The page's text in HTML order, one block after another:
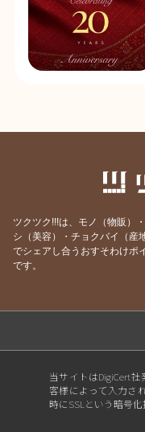
ツクツク!!!は、モノ（物販）
シ（美容）・チョクバイ（産
でシェアし合うおすそわけポ
です。
当サイトはDigiCert
客様によって入力さ
時にSSLという暗号化